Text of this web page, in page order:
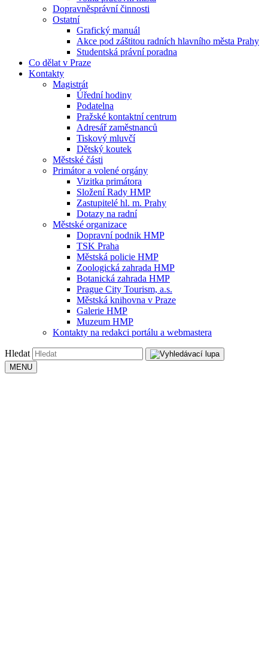
Dopravněsprávní činnosti
Ostatní
Grafický manuál
Akce pod záštitou radních hlavního města Prahy
Studentská právní poradna
Co dělat v Praze
Kontakty
Magistrát
Úřední hodiny
Podatelna
Pražské kontaktní centrum
Adresář zaměstnanců
Tiskový mluvčí
Dětský koutek
Městské části
Primátor a volené orgány
Vizitka primátora
Složení Rady HMP
Zastupitelé hl. m. Prahy
Dotazy na radní
Městské organizace
Dopravní podnik HMP
TSK Praha
Městská policie HMP
Zoologická zahrada HMP
Botanická zahrada HMP
Prague City Tourism, a.s.
Městská knihovna v Praze
Galerie HMP
Muzeum HMP
Kontakty na redakci portálu a webmastera
Hledat
MENU